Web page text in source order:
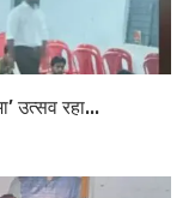
उत्सव रहा...